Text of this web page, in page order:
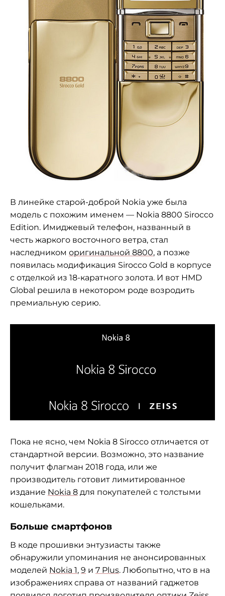
В линейке старой-доброй Nokia уже была
модель с похожим именем — Nokia 8800 Sirocco
Edition. Имиджевый телефон, названный в
честь жаркого восточного ветра, стал
наследником оригинальной 8800, а позже
появилась модификация Sirocco Gold в корпусе
с отделкой из 18-каратного золота. И вот HMD
Global решила в некотором роде возродить
премиальную серию.
Пока не ясно, чем Nokia 8 Sirocco отличается от
стандартной версии. Возможно, это название
получит флагман 2018 года, или же
производитель готовит лимитированное
издание Nokia 8 для покупателей с толстыми
кошельками.
Больше смартфонов
В коде прошивки энтузиасты также
обнаружили упоминания не анонсированных
моделей Nokia 1, 9 и 7 Plus. Любопытно, что в на
изображениях справа от названий гаджетов